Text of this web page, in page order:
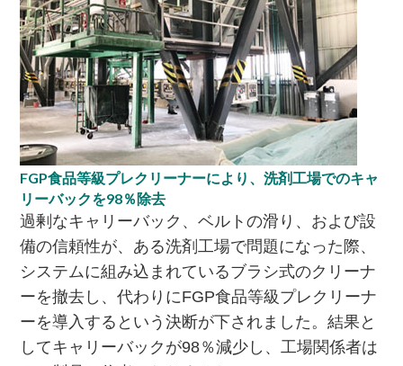
FGP食品等級プレクリーナーにより、洗剤工場でのキャ
リーバックを98％除去
過剰なキャリーバック、ベルトの滑り、および設
備の信頼性が、ある洗剤工場で問題になった際、
システムに組み込まれているブラシ式のクリーナ
ーを撤去し、代わりにFGP食品等級プレクリーナ
ーを導入するという決断が下されました。結果と
してキャリーバックが98％減少し、工場関係者は